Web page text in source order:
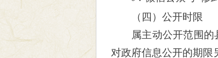
（四）公开时限
属主动公开范围
对政府信息公开的期限